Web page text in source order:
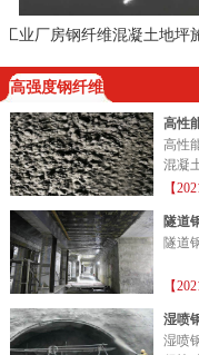
厂房钢纤维混凝土地坪施
高强度钢纤维
高性
高性
混凝
混凝
【
隧道
【
湿喷
湿喷